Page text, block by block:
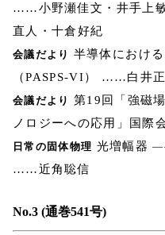
……小野瀬佳文・井手上
直人・十倉好紀
会議だより 半導体におけ
（PASPS-VI） ……白井
会議だより 第19回「強磁
ノロジーへの応用」国
日常の固体物理 光増幅器
……近角聡信
No.3 (通巻541号)